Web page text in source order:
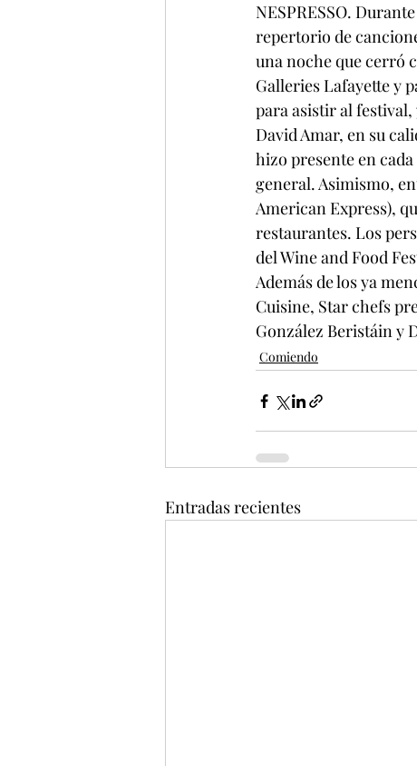
NESPRESSO.
repertorio de
una noche que cerró
Galleries Lafayette y
para asistir al festival,
David Amar, en su
hizo presente en
general. Asimismo,
American Express),
restaurantes. Los
del Wine and Food
Además de los ya
Cuisine, Star chefs
González Beristáin y
Comiendo
Entradas recientes